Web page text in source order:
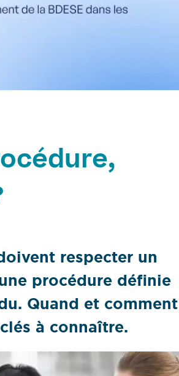
respecter un
procédure définie
Quand et comment
à connaître.